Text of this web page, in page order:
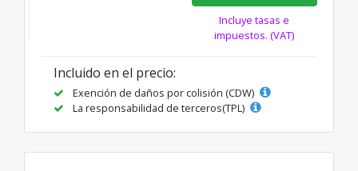
Incluye tasas e
impuestos. (VAT)
Incluido en el precio:
Exención de daños por colisión (CDW)
La responsabilidad de terceros(TPL)